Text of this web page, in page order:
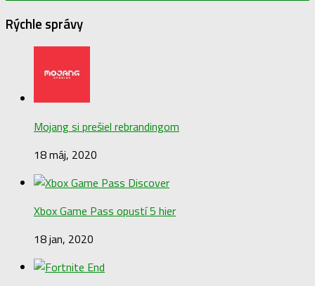
Rýchle správy
Mojang si prešiel rebrandingom
18 máj, 2020
Xbox Game Pass opustí 5 hier
18 jan, 2020